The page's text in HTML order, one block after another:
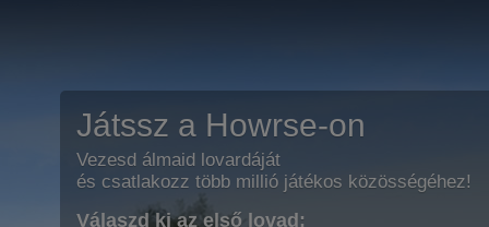
Játssz a Howrse-on
Vezesd álmaid lovardáját
és csatlakozz több millió játékos közösségéhez!
Válaszd ki az első lovad: